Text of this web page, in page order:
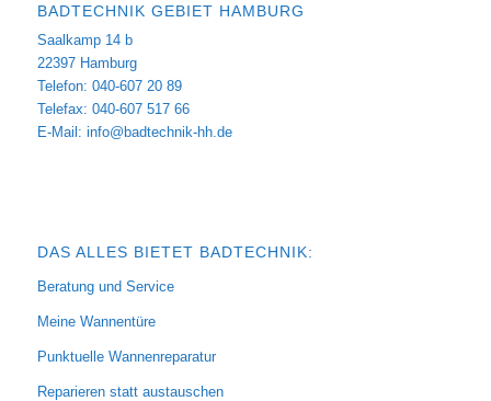
BADTECHNIK GEBIET HAMBURG
Saalkamp 14 b
22397 Hamburg
Telefon: 040-607 20 89
Telefax: 040-607 517 66
E-Mail: info@badtechnik-hh.de
DAS ALLES BIETET BADTECHNIK:
Beratung und Service
Meine Wannentüre
Punktuelle Wannenreparatur
Reparieren statt austauschen